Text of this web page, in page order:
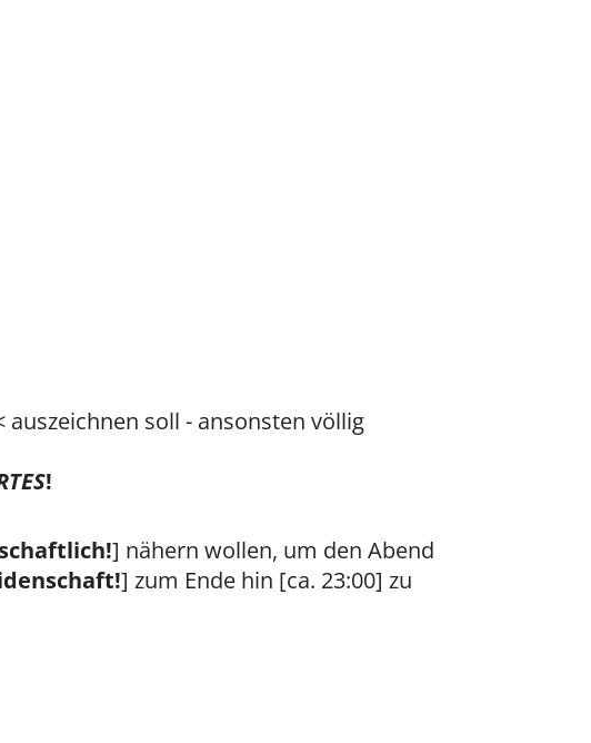
auszeichnen soll - ansonsten völlig
!
] nähern wollen, um den Abend
] zum Ende hin [ca. 23:00] zu